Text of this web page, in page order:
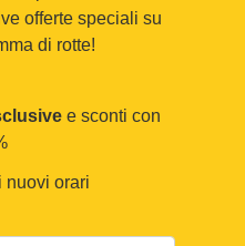
offerte speciali su
di rotte!
e sconti con
i nuovi orari